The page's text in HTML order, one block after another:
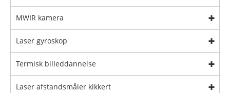
MWIR kamera
Laser gyroskop
Termisk billeddannelse
Laser afstandsmåler kikkert